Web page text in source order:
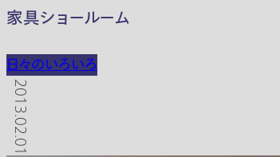
家具ショールーム
日々のいろいろ
2013.02.01